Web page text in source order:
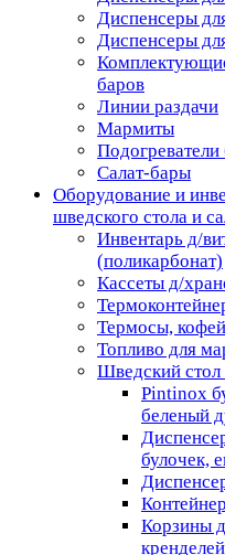
Диспенсеры
Диспенсеры
баров
Линии раздачи
Мармиты
Салат-бары
Оборудование и
шведского стола и
Инвентарь д/
(поликарбонат)
Кассеты д/
Термосы,
Топливо для
Шведский стол
Pintinox
беленый
булочек,
Корзины
кренделей